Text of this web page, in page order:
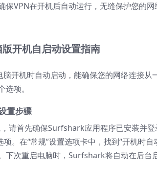
保VPN在开机后自动运行，无缝保护您的
开机自启动设置指南
开机时自动启动，能确保您的网络连接从
项。
置步骤
请首先确保Surfshark应用程序已安装并
项。在“常规”设置选项卡中，找到“开机时
下次重启电脑时，Surfshark将自动在后台